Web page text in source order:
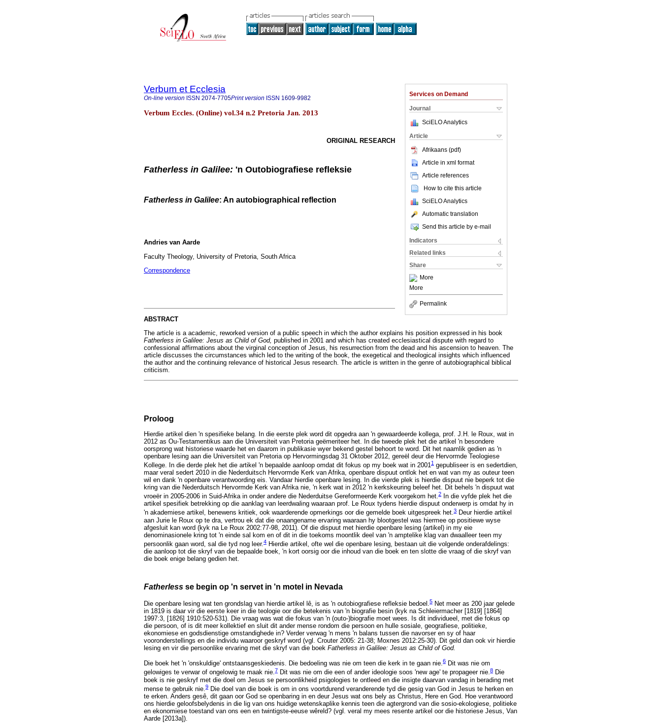
Services on Demand
Journal
SciELO Analytics
Article
Afrikaans (pdf)
Article in xml format
Article references
How to cite this article
SciELO Analytics
Automatic translation
Send this article by e-mail
Indicators
Related links
Share
More
More
Permalink
Verbum et Ecclesia
On-line version ISSN 2074-7705Print version ISSN 1609-9982
Verbum Eccles. (Online) vol.34 n.2 Pretoria Jan. 2013
ORIGINAL RESEARCH
Fatherless in Galilee: 'n Outobiografiese refleksie
Fatherless in Galilee: An autobiographical reflection
Andries van Aarde
Faculty Theology, University of Pretoria, South Africa
Correspondence
ABSTRACT
The article is a academic, reworked version of a public speech in which the author explains his position expressed in his book
Fatherless in Galilee: Jesus as Child of God, published in 2001 and which has created ecclesiastical dispute with regard to
confessional affirmations about the virginal conception of Jesus, his resurrection from the dead and his ascension to heaven. The
article discusses the circumstances which led to the writing of the book, the exegetical and theological insights which influenced
the author and the continuing relevance of historical Jesus research. The article is written in the genre of autobiographical biblical
criticism.
Proloog
Hierdie artikel dien 'n spesifieke belang. In die eerste plek word dit opgedra aan 'n gewaardeerde kollega, prof. J.H. le Roux, wat in
2012 as Ou-Testamentikus aan die Universiteit van Pretoria geëmeriteer het. In die tweede plek het die artikel 'n besondere
oorsprong wat historiese waarde het en daarom in publikasie wyer bekend gestel behoort te word. Dit het naamlik gedien as 'n
openbare lesing aan die Universiteit van Pretoria op Hervormingsdag 31 Oktober 2012, gereël deur die Hervormde Teologiese
Kollege. In die derde plek het die artikel 'n bepaalde aanloop omdat dit fokus op my boek wat in 2001 1 gepubliseer is en sedertdien,
maar veral sedert 2010 in die Nederduitsch Hervormde Kerk van Afrika, openbare dispuut ontlok het en wat van my as outeur teen
wil en dank 'n openbare verantwoording eis. Vandaar hierdie openbare lesing. In die vierde plek is hierdie dispuut nie beperk tot die
kring van die Nederduitsch Hervormde Kerk van Afrika nie, 'n kerk wat in 2012 'n kerkskeuring beleef het. Dit behels 'n dispuut wat
vroeër in 2005-2006 in Suid-Afrika in onder andere die Nederduitse Gereformeerde Kerk voorgekom het.2
In die vyfde plek het die
artikel spesifiek betrekking op die aanklag van leerdwaling waaraan prof. Le Roux tydens hierdie dispuut onderwerp is omdat hy in
'n akademiese artikel, benewens kritiek, ook waarderende opmerkings oor die gemelde boek uitgespreek het.3 Deur hierdie artikel
aan Jurie le Roux op te dra, vertrou ek dat die onaangename ervaring waaraan hy blootgestel was hiermee op positiewe wyse
afgesluit kan word (kyk na Le Roux 2002:77-98, 2011). Of die dispuut met hierdie openbare lesing (artikel) in my eie
denominasionele kring tot 'n einde sal kom en of dit in die toekoms moontlik deel van 'n amptelike klag van dwaalleer teen my
persoonlik gaan word, sal die tyd nog leer.4 Hierdie artikel, ofte wel die openbare lesing, bestaan uit die volgende onderafdelings:
die aanloop tot die skryf van die bepaalde boek, 'n kort oorsig oor die inhoud van die boek en ten slotte die vraag of die skryf van
die boek enige belang gedien het.
Fatherless se begin op 'n servet in 'n motel in Nevada
Die openbare lesing wat ten grondslag van hierdie artikel lê, is as 'n outobiografiese refleksie bedoel. 5 Net meer as 200 jaar gelede
in 1819 is daar vir die eerste keer in die teologie oor die betekenis van 'n biografie besin (kyk na Schleiermacher [1819] [1864]
1997:3, [1826] 1910:520-531). Die vraag was wat die fokus van 'n (outo-)biografie moet wees. Is dit individueel, met die fokus op
die persoon, of is dit meer kollektief en sluit dit ander mense rondom die persoon en hulle sosiale, geografiese, politieke,
ekonomiese en godsdienstige omstandighede in? Verder verwag 'n mens 'n balans tussen die navorser en sy of haar
vooronderstellings en die individu waaroor geskryf word (vgl. Crouter 2005: 21-38; Moxnes 2012:25-30). Dit geld dan ook vir hierdie
lesing en vir die persoonlike ervaring met die skryf van die boek Fatherless in Galilee: Jesus as Child of God.
Die boek het 'n 'onskuldige' ontstaansgeskiedenis. Die bedoeling was nie om teen die kerk in te gaan nie.6 Dit was nie om
gelowiges te verwar of ongelowig te maak nie.7 Dit was nie om die een of ander ideologie soos 'new age' te propageer nie.8 Die
boek is nie geskryf met die doel om Jesus se persoonlikheid psigologies te ontleed en die insigte daarvan vandag in berading met
mense te gebruik nie.9 Die doel van die boek is om in ons voortdurend veranderende tyd die gesig van God in Jesus te herken en
te erken. Anders gesê, dit gaan oor God se openbaring in en deur Jesus wat ons bely as Christus, Here en God. Hoe verantwoord
ons hierdie geloofsbelydenis in die lig van ons huidige wetenskaplike kennis teen die agtergrond van die sosio-ekologiese, politieke
en ekonomiese toestand van ons een en twintigste-eeuse wêreld? (vgl. veral my mees resente artikel oor die historiese Jesus, Van
Aarde [2013a]).